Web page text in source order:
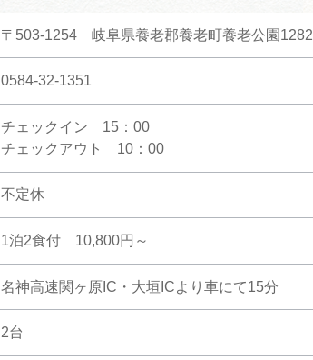
〒503-1254 岐阜県養老郡養老町養老公園1282
0584-32-1351
チェックイン 15：00
チェックアウト 10：00
不定休
1泊2食付 10,800円～
名神高速関ヶ原IC・大垣ICより車にて15分
2台